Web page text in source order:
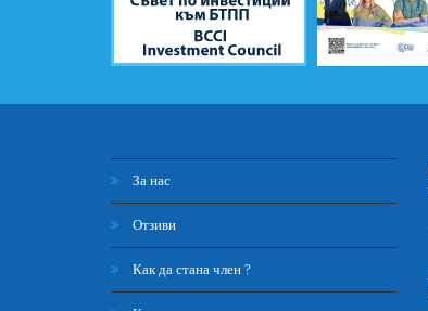
За нас
Отзиви
Как да стана член ?